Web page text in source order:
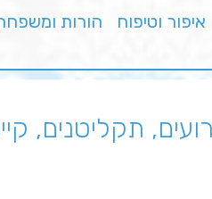
איפור וטיפוח הורות
תקליטנים,